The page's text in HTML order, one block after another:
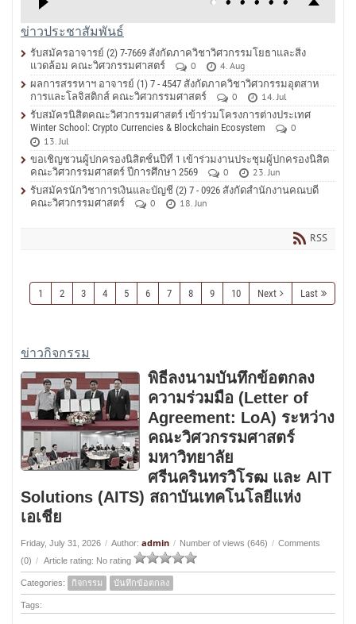
ข่าวประชาสัมพันธ์
รับสมัครอาจารย์ (2) 7-7669 สังกัดภาควิชาวิศวกรรมโยธาและสิ่ง
แวดล้อม คณะวิศวกรรมศาสตร์
0
4. Aug
ผลการสรรหาฯ อาจารย์ (1) 7 - 4547 สังกัดภาควิชาวิศวกรรมอุตสาห
การและโลจิสติกส์ คณะวิศวกรรมศาสตร์
0
14. Jul
รับสมัครนิสิตคณะวิศวกรรมศาสตร์ เข้าร่วมโครงการต่างประเทศ
Winter School: Crypto Currencies & Blockchain Ecosystem
0
13. Jul
ขอเชิญชวนผู้ปกครองนิสิตชั้นปีที่ 1 เข้าร่วมงานประชุมผู้ปกครองนิสิต
คณะวิศวกรรมศาสตร์ ปีการศึกษา 2569
0
23. Jun
รับสมัครนักวิชาการเงินและบัญชี (2) 7 - 0926 สังกัดสำนักงานคณบดี
คณะวิศวกรรมศาสตร์
0 18. Jun
RSS
1 2 3 4 5 6 7 8 9 10 Next Last
ข่าวกิจกรรม
พิธีลงนามบันทึกข้อตกลง
ความร่วมมือ (Letter of
Agreement: LoA) ระหว่าง
คณะวิศวกรรมศาสตร์
มหาวิทยาลัย
ศรีนครินทรวิโรฒ และ AIT
Solutions (AITS) สถาบันเทคโนโลยีแห่ง
เอเชีย
Friday, July 31, 2026 / Author: admin / Number of views (646) / Comments
(0) / Article rating: No rating
Categories: กิจกรรม บันทึกข้อตกลง
Tags: